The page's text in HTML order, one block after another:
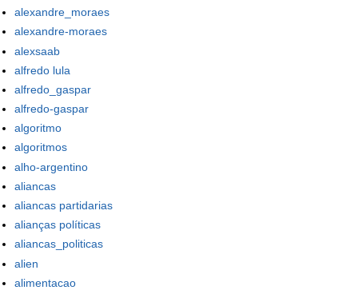
alexandre_moraes
alexandre-moraes
alexsaab
alfredo lula
alfredo_gaspar
alfredo-gaspar
algoritmo
algoritmos
alho-argentino
aliancas
aliancas partidarias
alianças políticas
aliancas_politicas
alien
alimentacao